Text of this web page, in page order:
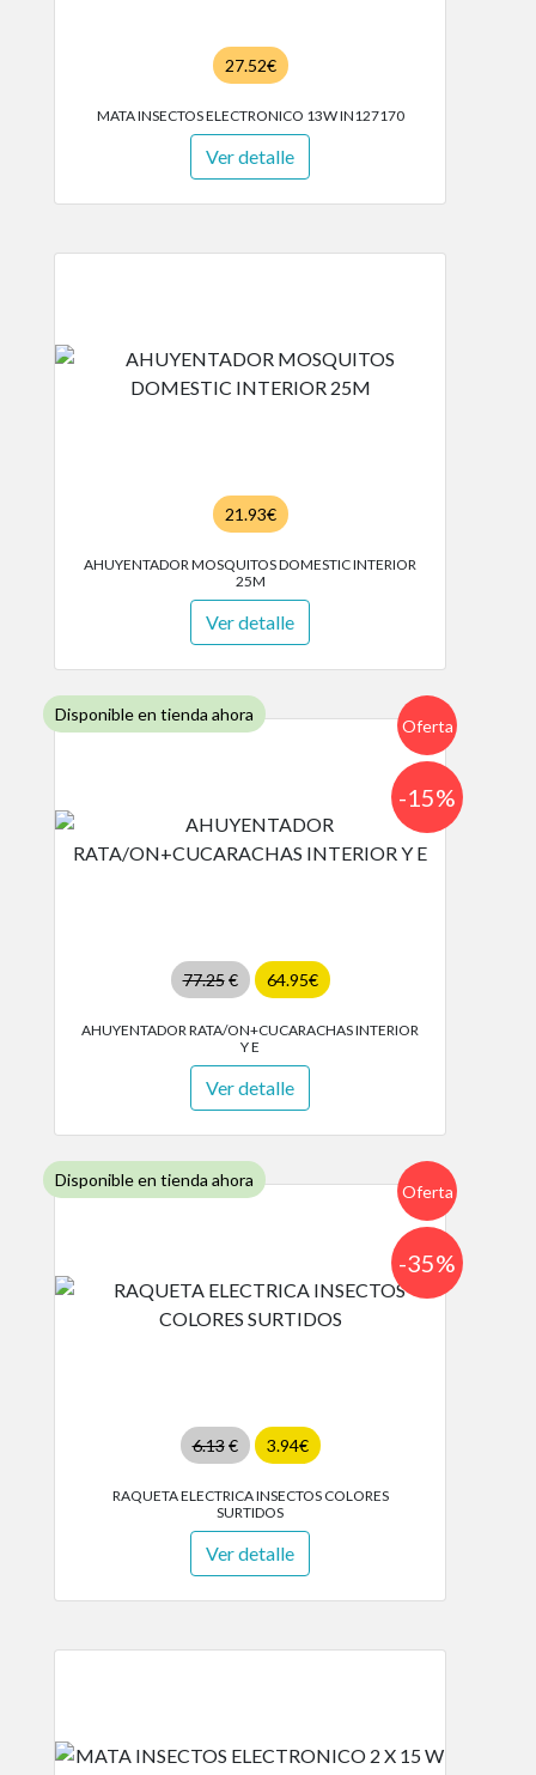
27.52€
MATA INSECTOS ELECTRONICO 13W IN127170
Ver detalle
21.93€
AHUYENTADOR MOSQUITOS DOMESTIC INTERIOR
25M
Ver detalle
Disponible en tienda ahora
Oferta
77.25€ 64.95€
-15%
AHUYENTADOR RATA/ON+CUCARACHAS INTERIOR
Y E
Ver detalle
Disponible en tienda ahora
Oferta
6.13€ 3.94€
-35%
RAQUETA ELECTRICA INSECTOS COLORES
SURTIDOS
Ver detalle